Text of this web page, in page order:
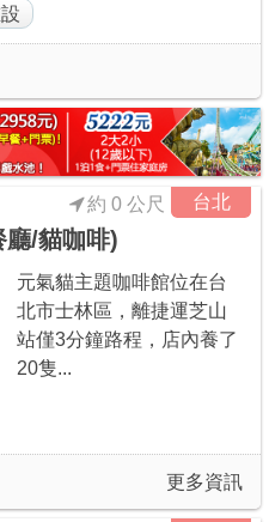
台北
廳/貓咖啡)
約 0 公尺
元氣貓主題咖啡館位在台
北市士林區，離捷運芝山
站僅3分鐘路程，店內養了
20隻...
更多資訊